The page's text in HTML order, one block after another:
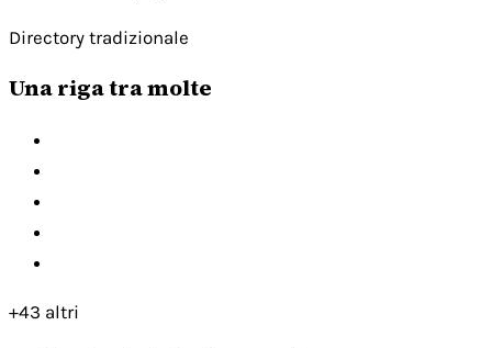
Directory tradizionale
Una riga tra molte
+43 altri